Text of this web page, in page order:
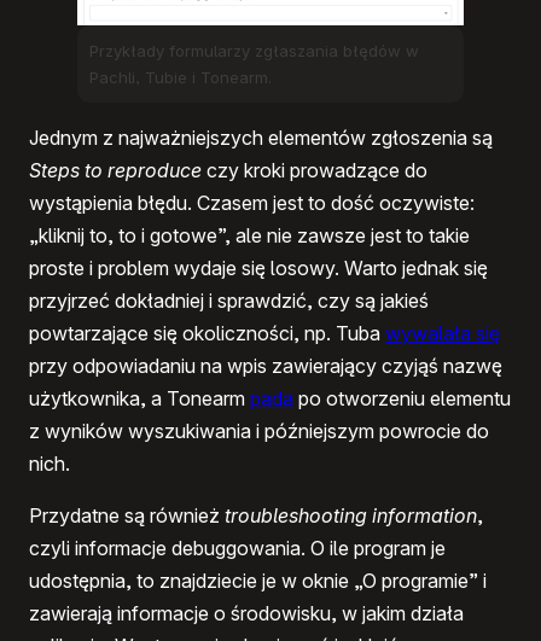
Przykłady formularzy zgłaszania błędów w
Pachli, Tubie i Tonearm.
Jednym z najważniejszych elementów zgłoszenia są
Steps to reproduce czy kroki prowadzące do
wystąpienia błędu. Czasem jest to dość oczywiste:
„kliknij to, to i gotowe”, ale nie zawsze jest to takie
proste i problem wydaje się losowy. Warto jednak się
przyjrzeć dokładniej i sprawdzić, czy są jakieś
powtarzające się okoliczności, np. Tuba wywalała się
przy odpowiadaniu na wpis zawierający czyjąś nazwę
użytkownika, a Tonearm pada po otworzeniu elementu
z wyników wyszukiwania i późniejszym powrocie do
nich.
Przydatne są również troubleshooting information,
czyli informacje debuggowania. O ile program je
udostępnia, to znajdziecie je w oknie „O programie” i
zawierają informacje o środowisku, w jakim działa